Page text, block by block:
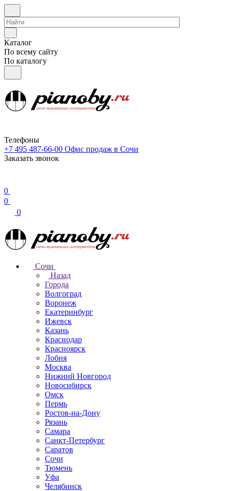
Каталог
По всему сайту
По каталогу
Телефоны
+7 495 487-66-00 Офис продаж в Сочи
Заказать звонок
0
0
0
Сочи
Назад
Города
Волгоград
Воронеж
Екатеринбург
Ижевск
Казань
Краснодар
Красноярск
Лобня
Москва
Нижний Новгород
Новосибирск
Омск
Пермь
Ростов-на-Дону
Рязань
Самара
Санкт-Петербург
Саратов
Сочи
Тюмень
Уфа
Челябинск